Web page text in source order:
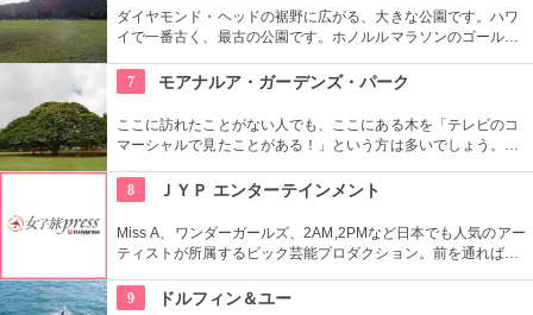
ダイヤモンド・ヘッドの裾野に広がる、大きな公園です。ハワ
イで一番古く、最古の公園です。ホノルルマラソンのゴール地
て、クイーン・カピオラニの名前が冠せられました。
7 モアナルア・ガーデンズ・パーク
ここに訪れたことがない人でも、ここにある木を「テレビのコ
マーシャルで見たことがある！」という方は多いでしょう。日
樹』がここにあります。実物を見ると、感動しますよ！
8 ＪＹＰ エンターテインメント
Miss A、ワンダーガールズ、2AM,2PMなど日本でも人気のアー
ティストが所属するビック芸能プロダクション。前を通れば、
9
ドルフィン＆ユー